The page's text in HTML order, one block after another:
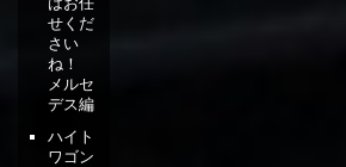
せくだ
さい
ね！
メルセ
デス編
ハイト
ワゴン